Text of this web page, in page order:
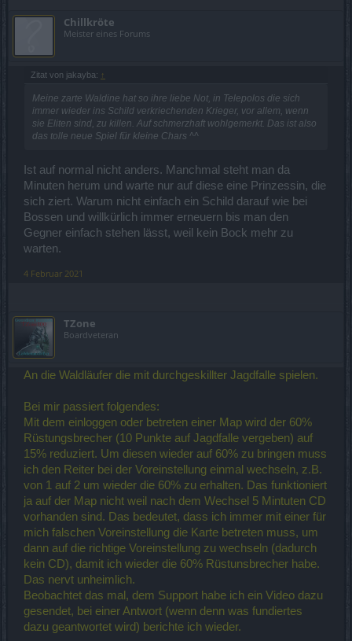
Chillkröte
Meister eines Forums
Zitat von jakayba: ↑
Meine zarte Waldine hat so ihre liebe Not, in Telepolos die sich
immer wieder ins Schild verkriechenden Krieger, vor allem, wenn
sie Eliten sind, zu killen. Auf schmerzhaft wohlgemerkt. Das ist also
das tolle neue Spiel für kleine Chars ^^
Ist auf normal nicht anders. Manchmal steht man da
Minuten herum und warte nur auf diese eine Prinzessin, die
sich ziert. Warum nicht einfach ein Schild darauf wie bei
Bossen und willkürlich immer erneuern bis man den
Gegner einfach stehen lässt, weil kein Bock mehr zu
warten.
4 Februar 2021
TZone
Boardveteran
An die Waldläufer die mit durchgeskillter Jagdfalle spielen.
Bei mir passiert folgendes:
Mit dem einloggen oder betreten einer Map wird der 60%
Rüstungsbrecher (10 Punkte auf Jagdfalle vergeben) auf
15% reduziert. Um diesen wieder auf 60% zu bringen muss
ich den Reiter bei der Voreinstellung einmal wechseln, z.B.
von 1 auf 2 um wieder die 60% zu erhalten. Das funktioniert
ja auf der Map nicht weil nach dem Wechsel 5 Mintuten CD
vorhanden sind. Das bedeutet, dass ich immer mit einer für
mich falschen Voreinstellung die Karte betreten muss, um
dann auf die richtige Voreinstellung zu wechseln (dadurch
kein CD), damit ich wieder die 60% Rüstunsbrecher habe.
Das nervt unheimlich.
Beobachtet das mal, dem Support habe ich ein Video dazu
gesendet, bei einer Antwort (wenn denn was fundiertes
dazu geantwortet wird) berichte ich wieder.